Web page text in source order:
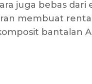
juga bebas dari
membuat
bantalan